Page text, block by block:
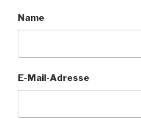
Name
E-Mail-Adresse